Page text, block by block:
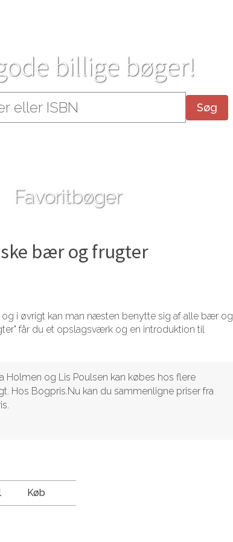
billige bøger!
Søg
Favoritbøger
bær og frugter
i øvrigt kan man næsten benytte sig af alle bær og
får du et opslagsværk og en introduktion til
og Lis Poulsen kan købes hos flere
Hos Bogpris.Nu kan du sammenligne priser fra
Køb